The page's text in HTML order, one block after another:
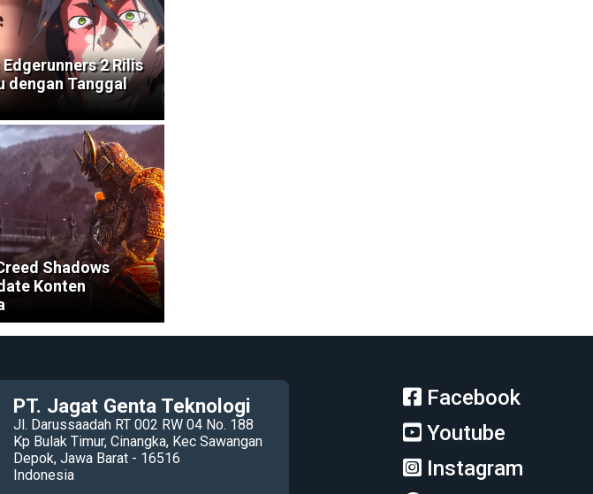
2 Rilis
dengan Tanggal
Shadows
Konten
PT. Jagat Genta Teknologi
Jl. Darussaadah RT 002 RW 04 No. 188
Kp Bulak Timur, Cinangka, Kec Sawangan
Depok, Jawa Barat - 16516
Indonesia
Facebook
Youtube
Instagram